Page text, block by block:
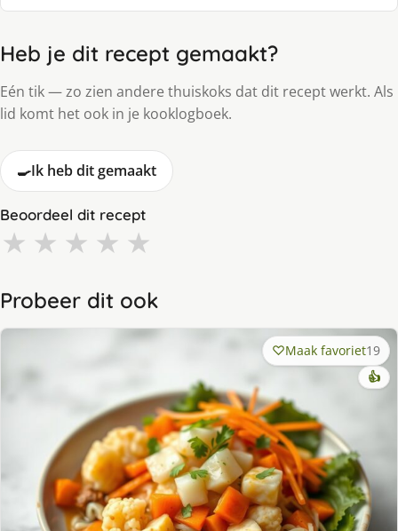
Heb je dit recept gemaakt?
Eén tik — zo zien andere thuiskoks dat dit recept werkt. Als
lid komt het ook in je kooklogboek.
🍳Ik heb dit gemaakt
Beoordeel dit recept
★ ★ ★ ★ ★
Probeer dit ook
Maak favoriet19
👍